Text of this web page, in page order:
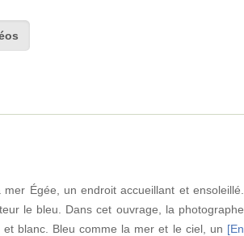
Égée, un endroit accueillant et ensoleillé.
le bleu. Dans cet ouvrage, la photographe
blanc. Bleu comme la mer et le ciel, un [En